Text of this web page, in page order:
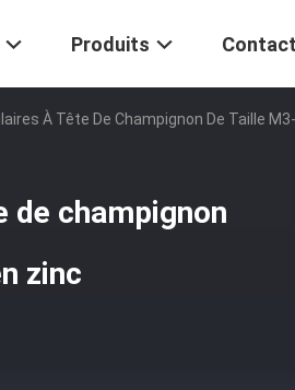
Produits
À Tête De Champignon De Taille
de champignon
zinc